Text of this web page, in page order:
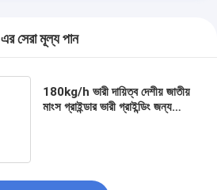
এর সেরা মূল্য পান
180kg/h ভারী দায়িত্ব দেশীয় জাতীয়
মাংস গ্রাইন্ডার ভারী গ্রাইন্ডিং জন্য